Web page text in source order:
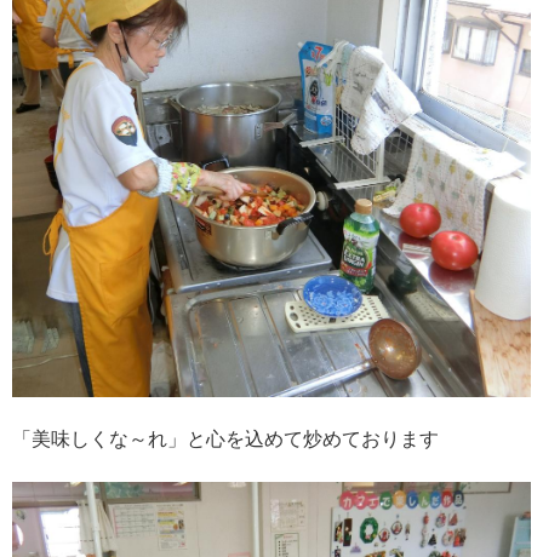
「美味しくな～れ」と心を込めて炒めております